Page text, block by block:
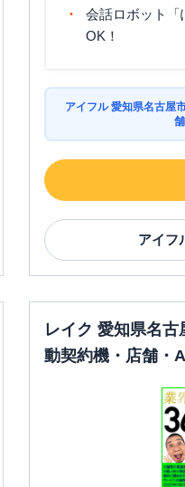
会話ロボット「
OK！
アイフル 愛知県名古屋
アイフ
レイク 愛知県名
動契約機・店舗・